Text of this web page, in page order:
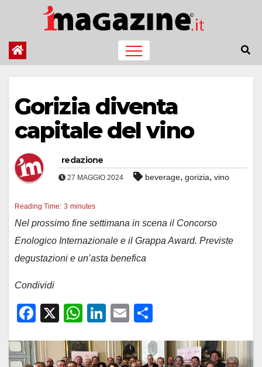
contenuto
Gorizia diventa
capitale del vino
redazione
27 MAGGIO 2024 beverage, gorizia, vino
Reading Time: 3 minutes
Nel prossimo fine settimana in scena il Concorso
Enologico Internazionale e il Grappa Award. Previste
degustazioni e un’asta benefica
Condividi
F
c
X
W
at
Li
k
E
ail n